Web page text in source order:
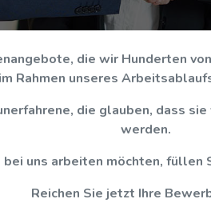
die wir Hunderten
Rahmen unseres
die glauben, dass
werden.
uns arbeiten möchten, füllen
Reichen Sie jetzt Ihre